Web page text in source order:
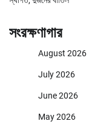
সংরক্ষণাগার
August 2026
July 2026
June 2026
May 2026